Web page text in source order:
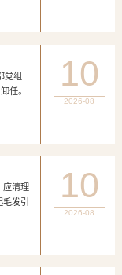
组
任。
10
2026-08
清理
发引
10
2026-08